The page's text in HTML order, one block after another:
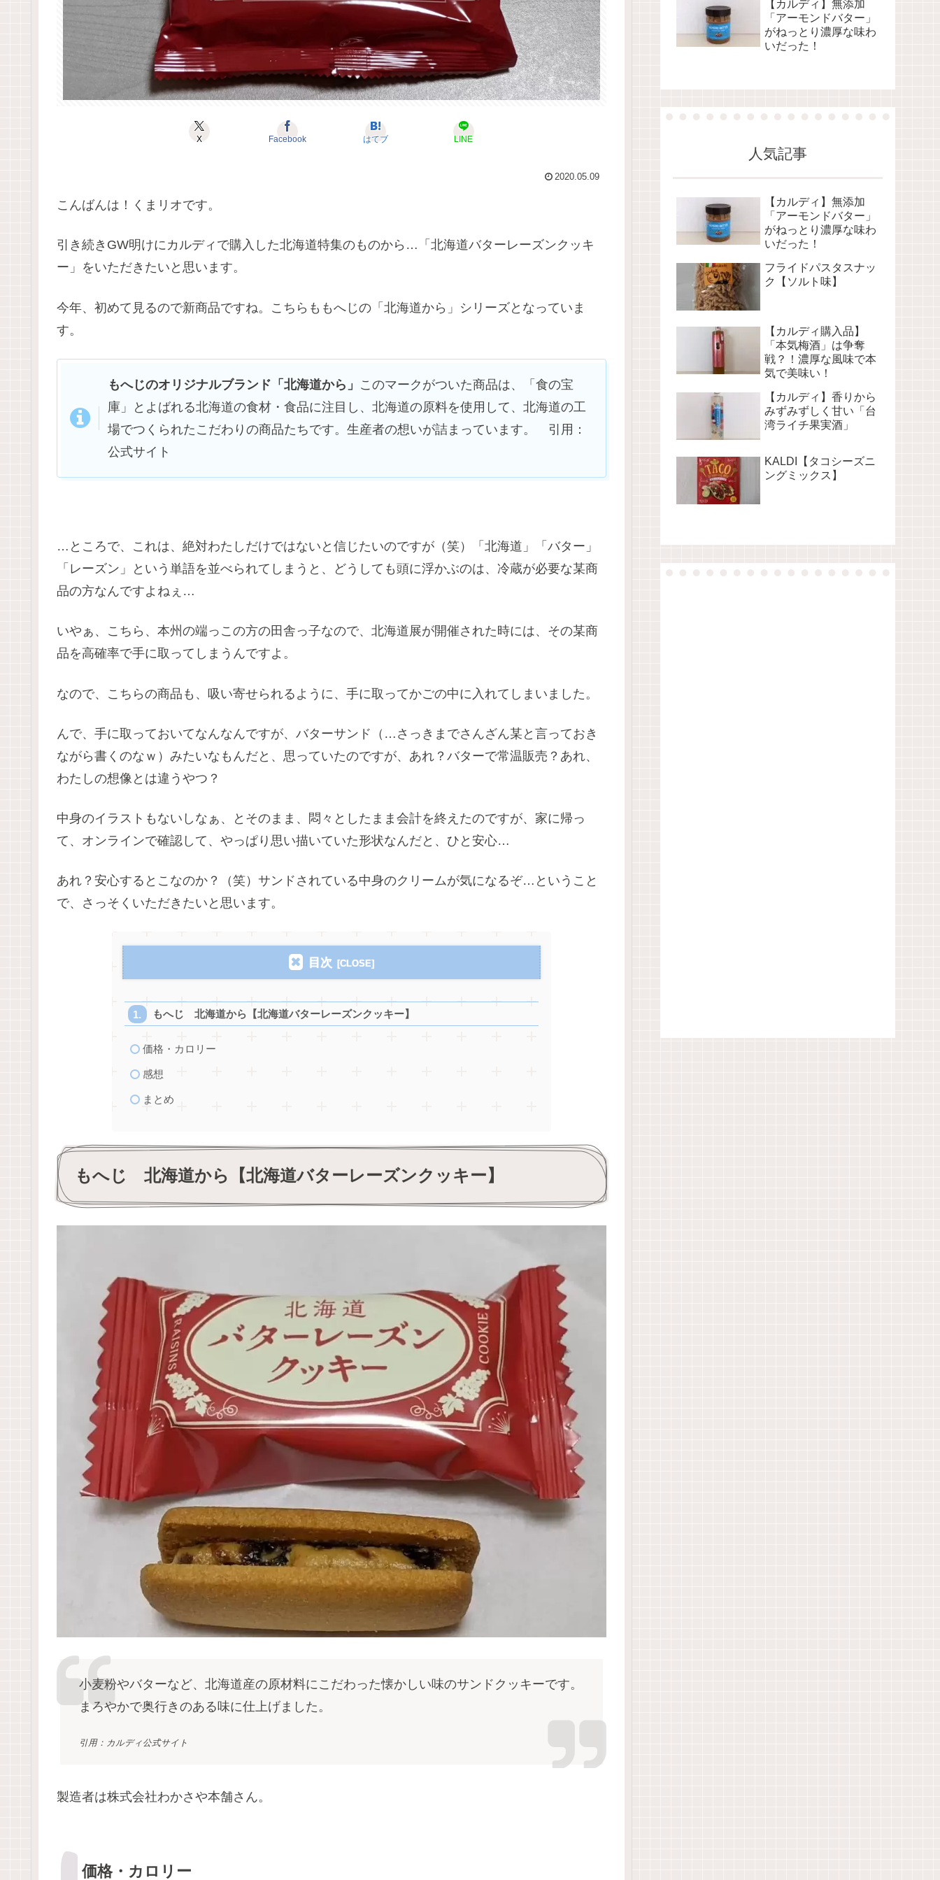
X Facebook はてブ LINE
2020.05.09
こんばんは！くまリオです。
引き続きGW明けにカルディで購入した北海道特集のものから…「北海道バターレーズンクッキ
ー」をいただきたいと思います。
今年、初めて見るので新商品ですね。こちらももへじの「北海道から」シリーズとなっていま
す。
もへじのオリジナルブランド「北海道から」 このマークがついた商品は、「食の宝
庫」とよばれる北海道の食材・食品に注目し、北海道の原料を使用して、北海道の工
場でつくられたこだわりの商品たちです。生産者の想いが詰まっています。 引用：
公式サイト
…ところで、これは、絶対わたしだけではないと信じたいのですが（笑）「北海道」「バター」
「レーズン」という単語を並べられてしまうと、どうしても頭に浮かぶのは、冷蔵が必要な某商
品の方なんですよねぇ…
いやぁ、こちら、本州の端っこの方の田舎っ子なので、北海道展が開催された時には、その某商
品を高確率で手に取ってしまうんですよ。
なので、こちらの商品も、吸い寄せられるように、手に取ってかごの中に入れてしまいました。
んで、手に取っておいてなんなんですが、バターサンド（…さっきまでさんざん某と言っておき
ながら書くのなｗ）みたいなもんだと、思っていたのですが、あれ？バターで常温販売？あれ、
わたしの想像とは違うやつ？
中身のイラストもないしなぁ、とそのまま、悶々としたまま会計を終えたのですが、家に帰っ
て、オンラインで確認して、やっぱり思い描いていた形状なんだと、ひと安心…
あれ？安心するとこなのか？（笑）サンドされている中身のクリームが気になるぞ…ということ
で、さっそくいただきたいと思います。
目次
もへじ 北海道から【北海道バターレーズンクッキー】
価格・カロリー
感想
まとめ
もへじ 北海道から【北海道バターレーズンクッキー】
小麦粉やバターなど、北海道産の原材料にこだわった懐かしい味のサンドクッキーです。
まろやかで奥行きのある味に仕上げました。
引用：カルディ公式サイト
製造者は株式会社わかさや本舗さん。
価格・カロリー
【カルディ】無添加
「アーモンドバター」
がねっとり濃厚な味わ
いだった！
人気記事
【カルディ】無添加
「アーモンドバター」
がねっとり濃厚な味わ
いだった！
フライドパスタスナッ
ク【ソルト味】
【カルディ購入品】
「本気梅酒」は争奪
戦？！濃厚な風味で本
気で美味い！
【カルディ】香りから
みずみずしく甘い「台
湾ライチ果実酒」
KALDI【タコシーズニ
ングミックス】